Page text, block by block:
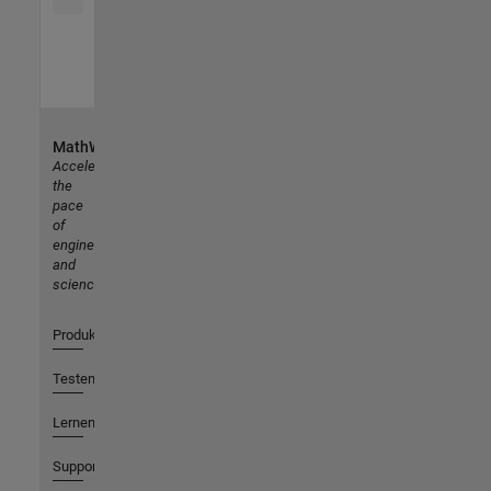
MathWorks
Accelerating
the
pace
of
engineering
and
science
Produkte
Testen oder Kaufen
Lernen
Support